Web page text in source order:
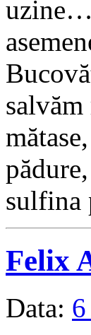
uzine…
sulfina
Felix
Data: